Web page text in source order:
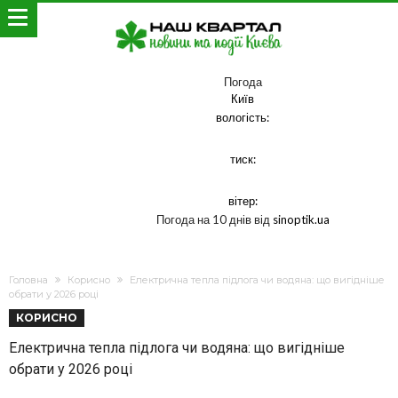
Погода
Київ
вологість:
тиск:
вітер:
Погода на 10 днів від sinoptik.ua
Головна Корисно
Електрична тепла підлога чи водяна: що вигідніше
обрати у 2026 році
КОРИСНО
Електрична тепла підлога чи водяна: що вигідніше
обрати у 2026 році